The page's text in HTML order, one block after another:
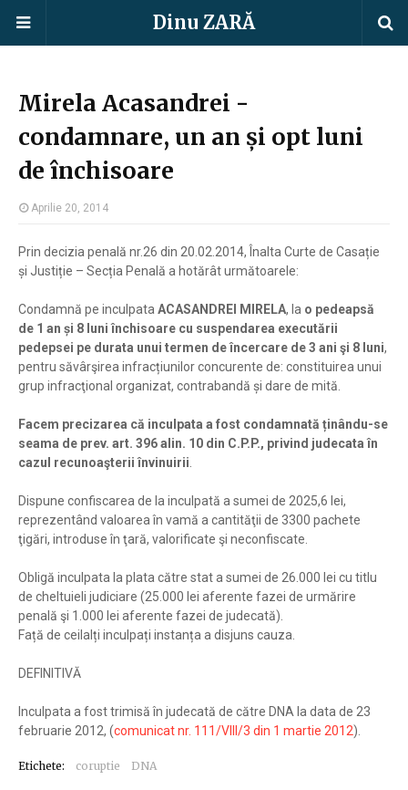
Dinu ZARĂ
Mirela Acasandrei -
condamnare, un an și opt luni
de închisoare
Aprilie 20, 2014
Prin decizia penală nr.26 din 20.02.2014, Înalta Curte de Casație
și Justiție – Secția Penală a hotărât următoarele:
Condamnă pe inculpata ACASANDREI MIRELA, la o pedeapsă
de 1 an și 8 luni închisoare cu suspendarea executării
pedepsei pe durata unui termen de încercare de 3 ani şi 8 luni,
pentru săvârşirea infracțiunilor concurente de: constituirea unui
grup infracţional organizat, contrabandă și dare de mită.
Facem precizarea că inculpata a fost condamnată ținându-se
seama de prev. art. 396 alin. 10 din C.P.P., privind judecata în
cazul recunoaşterii învinuirii
Dispune confiscarea de la inculpată a sumei de 2025,6 lei,
reprezentând valoarea în vamă a cantităţii de 3300 pachete
ţigări, introduse în ţară, valorificate şi neconfiscate.
Obligă inculpata la plata către stat a sumei de 26.000 lei cu titlu
de cheltuieli judiciare (25.000 lei aferente fazei de urmărire
penală şi 1.000 lei aferente fazei de judecată).
Față de ceilalți inculpați instanța a disjuns cauza.
DEFINITIVĂ
Inculpata a fost trimisă în judecată de către DNA la data de 23
februarie 2012, (comunicat nr. 111/VIII/3 din 1 martie 2012).
Etichete: coruptie DNA